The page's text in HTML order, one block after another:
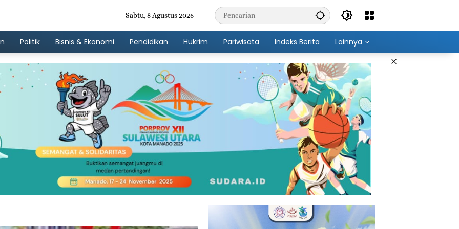
Sabtu, 8 Agustus 2026
Politik Bisnis & Ekonomi Pendidikan Hukrim Pariwisata Indeks Berita Lainnya
×